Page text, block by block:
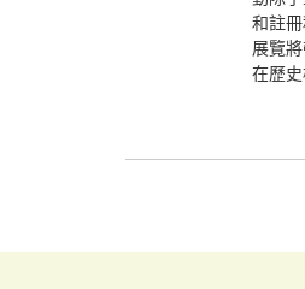
和註
展覽
在歷